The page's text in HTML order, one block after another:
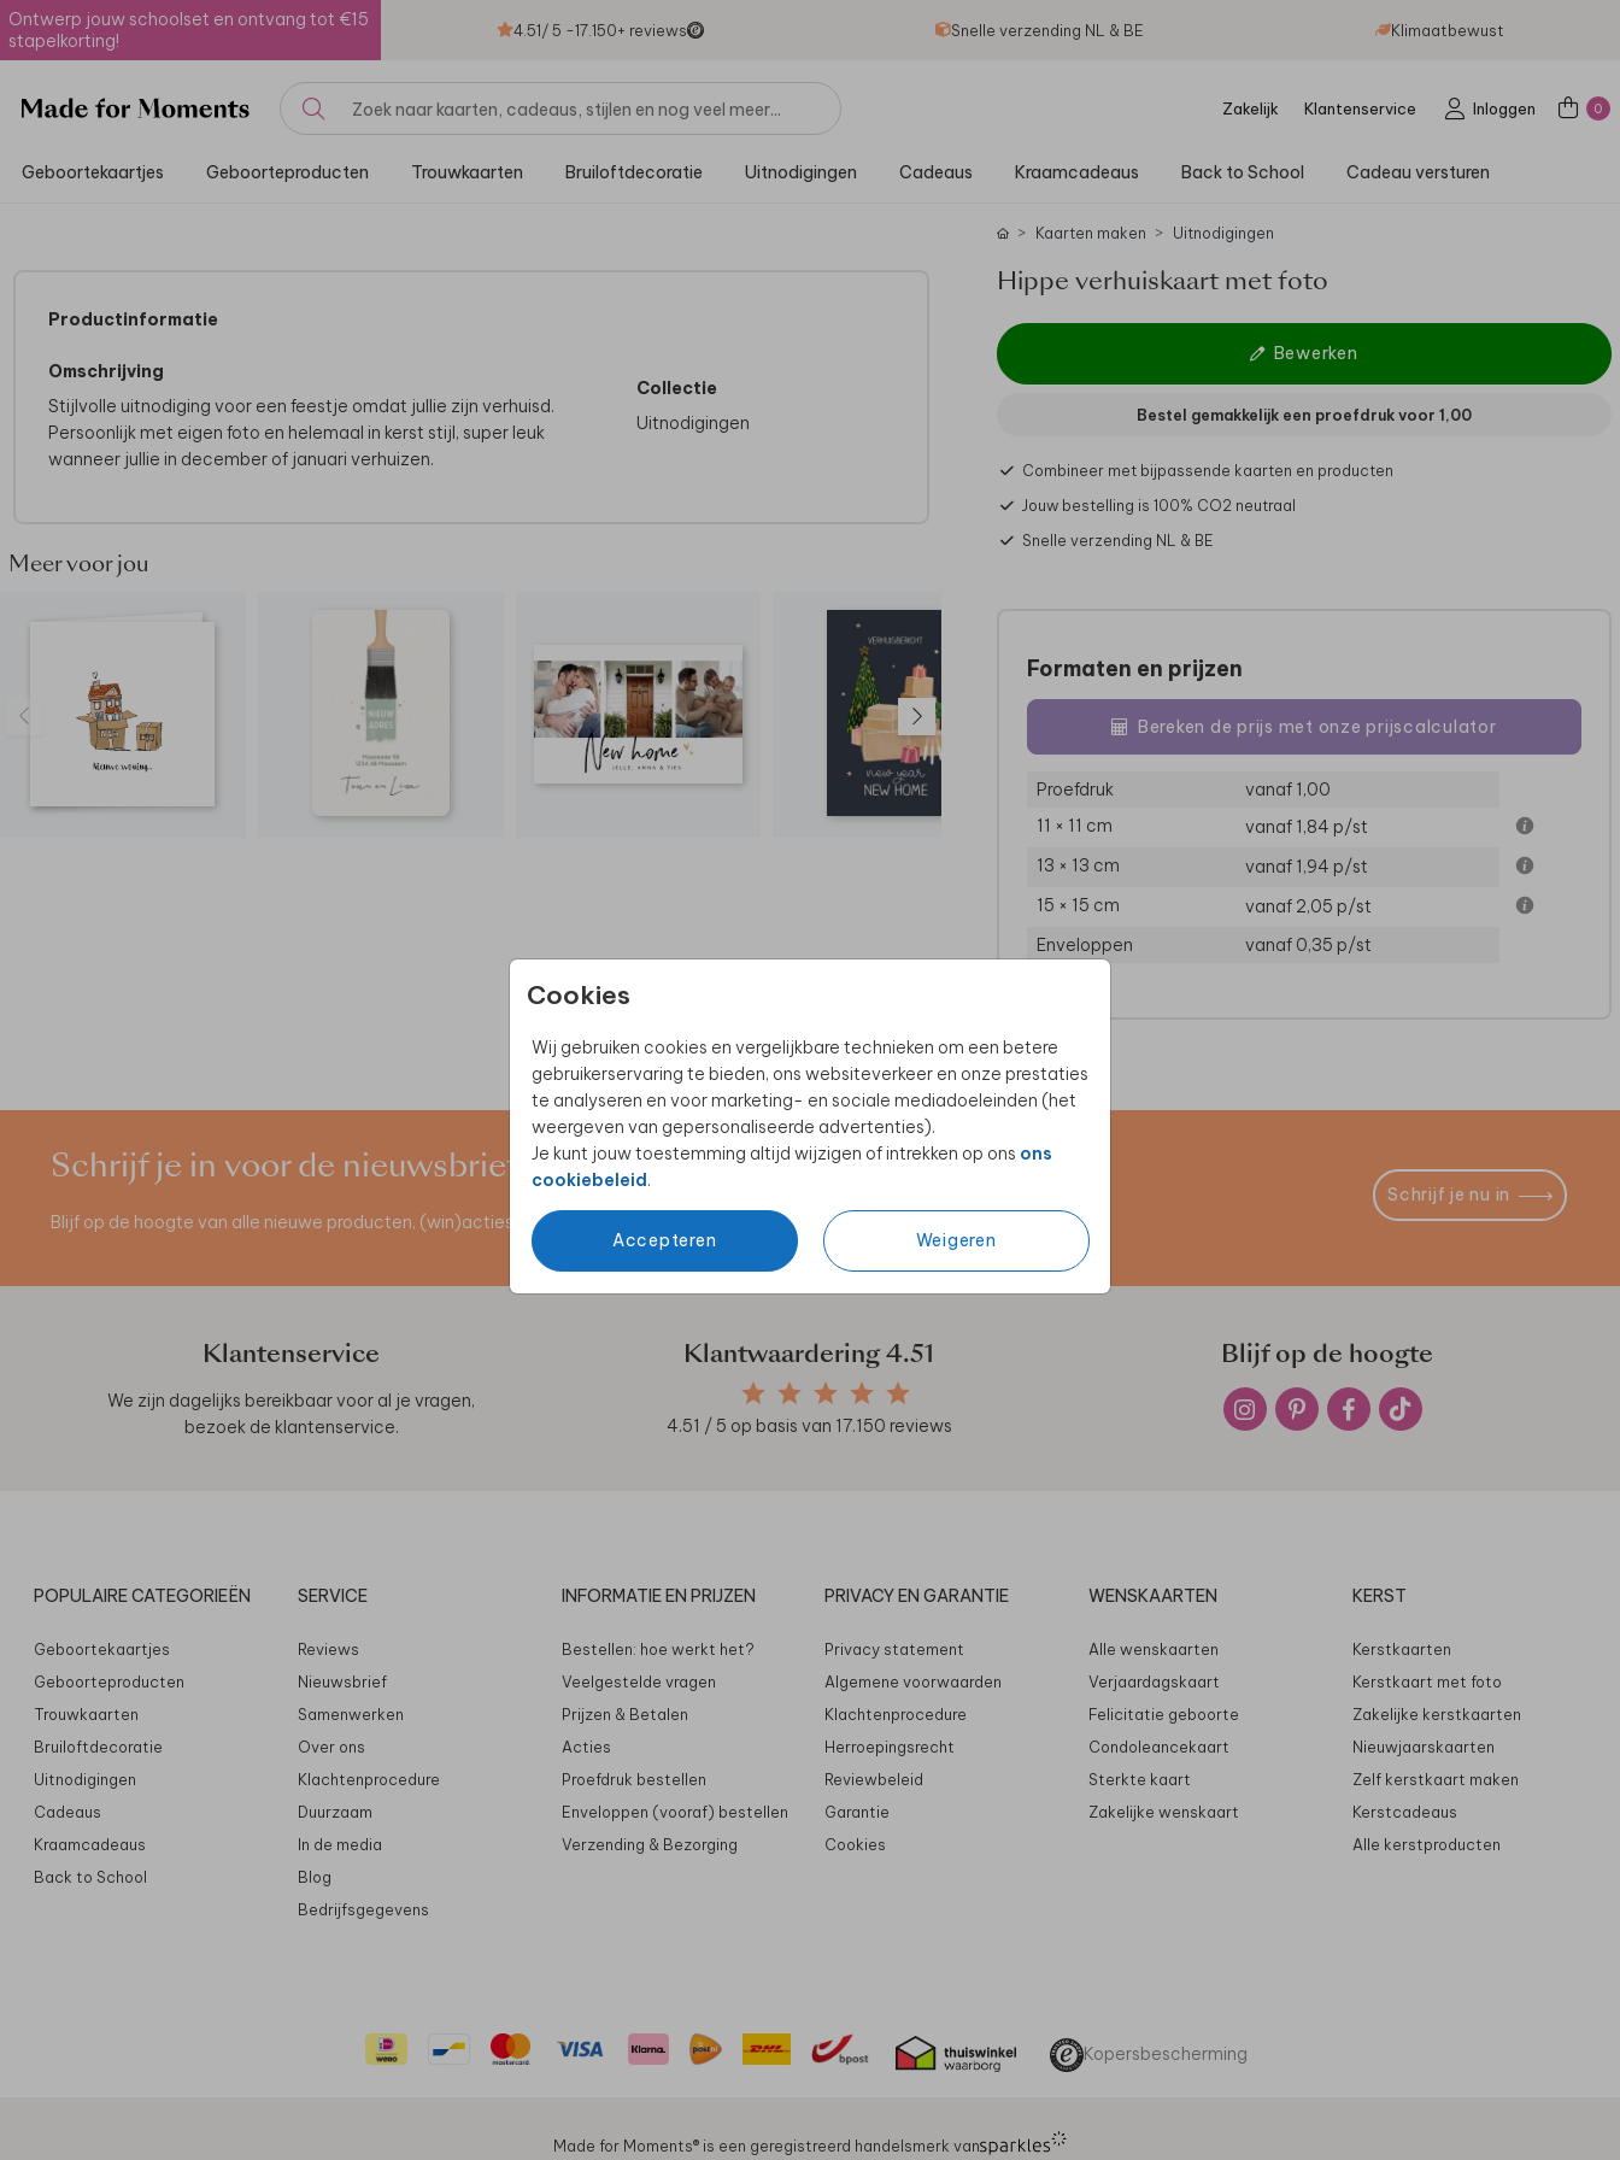
Ontwerp jouw schoolset en ontvang tot €15
stapelkorting!
4.51/ 5 -17.150+ reviews Snelle verzending NL & BE Klimaatbewust
Zakelijk Klantenservice Inloggen 0
Geboortekaartjes Geboorteproducten Trouwkaarten Bruiloftdecoratie Uitnodigingen Cadeaus Kraamcadeaus Back to School Cadeau versturen
Cookies
Wij gebruiken cookies en vergelijkbare technieken om een betere
gebruikerservaring te bieden, ons websiteverkeer en onze prestaties
te analyseren en voor marketing- en sociale mediadoeleinden (het
weergeven van gepersonaliseerde advertenties).
Je kunt jouw toestemming altijd wijzigen of intrekken op ons ons
cookiebeleid.
Accepteren Weigeren
Productinformatie
Omschrijving
Stijlvolle uitnodiging voor een feestje omdat jullie zijn verhuisd.
Persoonlijk met eigen foto en helemaal in kerst stijl, super leuk
wanneer jullie in december of januari verhuizen.
Collectie
Uitnodigingen
Meer voor jou
Kaarten maken Uitnodigingen
Hippe verhuiskaart met foto
Bewerken
Bestel gemakkelijk een proefdruk voor 1,00
Combineer met bijpassende kaarten en producten
Jouw bestelling is 100% CO2 neutraal
Snelle verzending NL & BE
Formaten en prijzen
Bereken de prijs met onze prijscalculator
Proefdruk
vanaf 1,00
11 × 11 cm
vanaf 1,84 p/st
13 × 13 cm
vanaf 1,94 p/st
15 × 15 cm
vanaf 2,05 p/st
Enveloppen
vanaf 0,35 p/st
Schrijf je in voor de nieuwsbrief
Blijf op de hoogte van alle nieuwe producten, (win)acties en unieke samenwerkingen!
Schrijf je nu in
Klantenservice
We zijn dagelijks bereikbaar voor al je vragen,
bezoek de klantenservice.
Klantwaardering4.51
4.51 / 5 op basis van 17.150 reviews
Blijf op de hoogte
POPULAIRE CATEGORIEËN
Geboortekaartjes
Geboorteproducten
Trouwkaarten
Bruiloftdecoratie
Uitnodigingen
Cadeaus
Kraamcadeaus
Back to School
SERVICE
Reviews
Nieuwsbrief
Samenwerken
Over ons
Klachtenprocedure
Duurzaam
In de media
Blog
Bedrijfsgegevens
INFORMATIE EN PRIJZEN
Bestellen: hoe werkt het?
Veelgestelde vragen
Prijzen & Betalen
Acties
Proefdruk bestellen
Enveloppen (vooraf) bestellen
Verzending & Bezorging
PRIVACY EN GARANTIE
Privacy statement
Algemene voorwaarden
Klachtenprocedure
Herroepingsrecht
Reviewbeleid
Garantie
Cookies
WENSKAARTEN
Alle wenskaarten
Verjaardagskaart
Felicitatie geboorte
Condoleancekaart
Sterkte kaart
Zakelijke wenskaart
KERST
Kerstkaarten
Kerstkaart met foto
Zakelijke kerstkaarten
Nieuwjaarskaarten
Zelf kerstkaart maken
Kerstcadeaus
Alle kerstproducten
Kopersbescherming
Made for Moments®️ is een geregistreerd handelsmerk van